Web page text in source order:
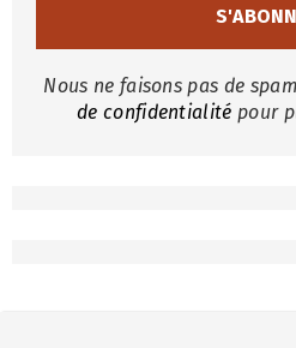
Nous ne faisons pas de
de confidentialité pour